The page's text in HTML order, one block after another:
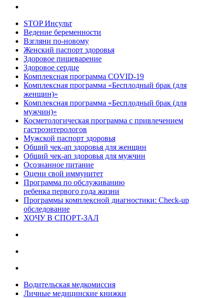
STOP Инсульт
Ведение беременности
Взгляни по-новому
Женский паспорт здоровья
Здоровое пищеварение
Здоровое сердце
Комплексная программа COVID-19
Комплексная программа «Бесплодный брак (для
женщин)»
Комплексная программа «Бесплодный брак (для
мужчин)»
Косметологическая программа с привлечением
гастроэнтерологов
Мужской паспорт здоровья
Общий чек-ап здоровья для женщин
Общий чек-ап здоровья для мужчин
Осознанное питание
Оцени свой иммунитет
Программа по обслуживанию
ребенка первого года жизни
Программы комплексной диагностики: Check-up
обследование
ХОЧУ В CПОРТ-ЗАЛ
Водительская медкомиссия
Личные медицинские книжки